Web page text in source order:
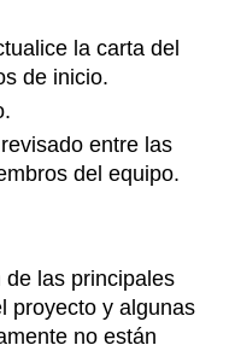
la carta del
de inicio.
entre las
del equipo.
las principales
proyecto y algunas
no están